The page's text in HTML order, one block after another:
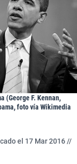
(George F. Kennan,
foto vía Wikimedia
el 17 Mar 2016 //